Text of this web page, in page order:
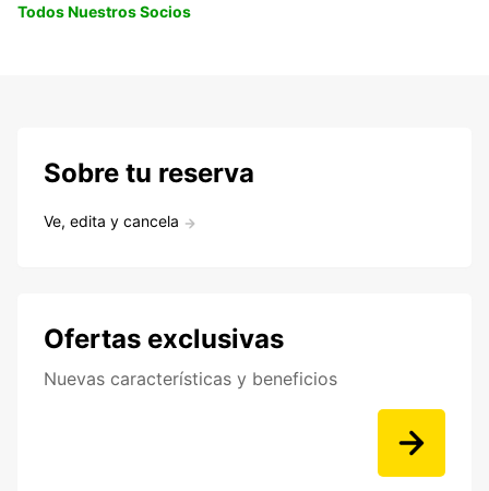
Todos Nuestros Socios
Sobre tu reserva
Ve, edita y cancela
Ofertas exclusivas
Nuevas características y beneficios